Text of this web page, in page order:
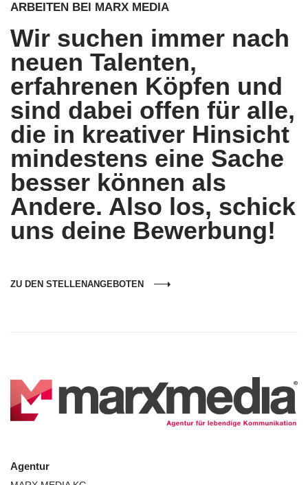
ARBEITEN BEI MARX MEDIA
Wir suchen immer nach
neuen Talenten,
erfahrenen Köpfen und
sind dabei offen für alle,
die in kreativer Hinsicht
mindestens eine Sache
besser können als
Andere. Also los, schick
uns deine Bewerbung!
ZU DEN STELLENANGEBOTEN
Agentur